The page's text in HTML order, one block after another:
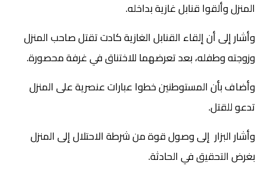
المنزل وألقوا قنابل غازية بداخله.
وأشار إلى أن إلقاء القنابل الغازية كادت تقتل صاحب المنزل
وزوجته وطفله، بعد تعرضهما للاختناق في غرفة محصورة.
وأضاف بأن المستوطنين خطوا عبارات عنصرية على المنزل
تدعو للقتل.
وأشار البزار إلى وصول قوة من شرطة الاحتلال إلى المنزل
بغرض التحقيق في الحادثة.